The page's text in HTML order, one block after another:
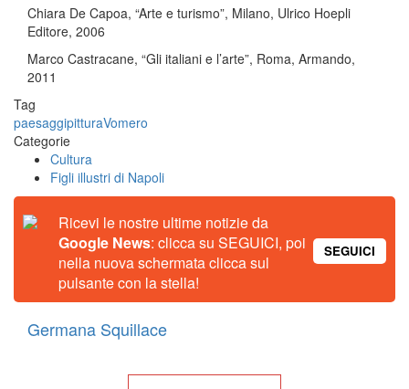
Chiara De Capoa, “Arte e turismo”, Milano, Ulrico Hoepli
Editore, 2006
Marco Castracane, “Gli italiani e l’arte”, Roma, Armando,
2011
Tag
paesaggipitturaVomero
Categorie
Cultura
Figli illustri di Napoli
Ricevi le nostre ultime notizie da
Google News: clicca su SEGUICI, poi
nella nuova schermata clicca sul
pulsante con la stella!
SEGUICI
Germana Squillace